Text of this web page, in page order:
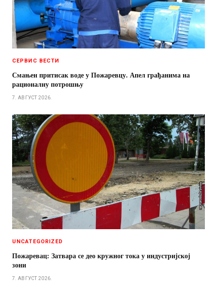
СЕРВИС ВЕСТИ
Смањен притисак воде у Пожаревцу. Апел грађанима на
рационалну потрошњу
7. АВГУСТ 2026.
UNCATEGORIZED
Пожаревац: Затвара се део кружног тока у индустријској
зони
7. АВГУСТ 2026.